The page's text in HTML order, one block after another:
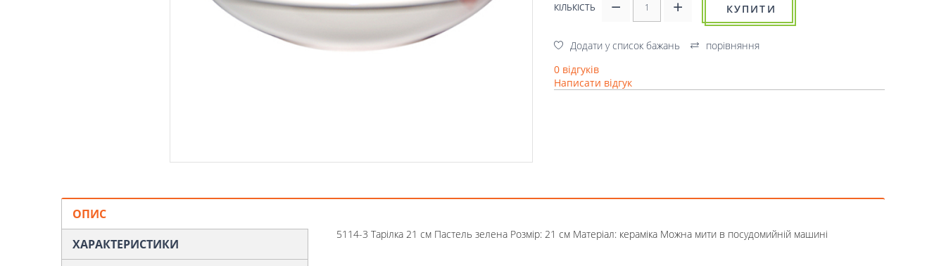
КІЛЬКІСТЬ КУПИТИ
Додати у список бажань
порівняння
0 відгуків
Написати відгук
ОПИС
ХАРАКТЕРИСТИКИ
5114-3 Тарілка 21 см Пастель зелена Розмір: 21 см Матеріал: кераміка Можна мити в посудомийній машині